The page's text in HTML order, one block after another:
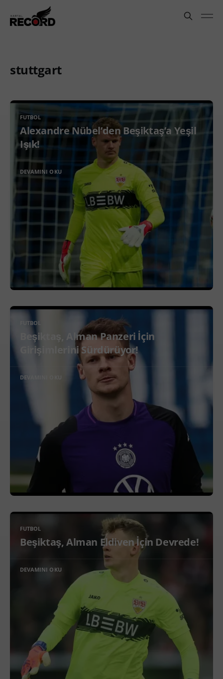
stuttgart
FUTBOL
Alexandre Nübel’den Beşiktaş’a Yeşil
Işık!
DEVAMINI OKU
FUTBOL
Beşiktaş, Alman Panzeri İçin
Girişimlerini Sürdürüyor!
DEVAMINI OKU
FUTBOL
Beşiktaş, Alman Eldiven İçin Devrede!
DEVAMINI OKU